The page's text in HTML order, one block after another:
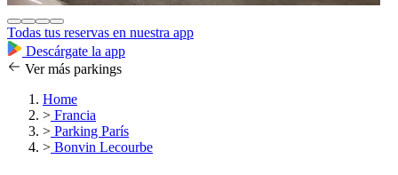
Todas tus reservas en nuestra app
Descárgate la app
Ver más parkings
Home
> Francia
> Parking París
> Bonvin Lecourbe